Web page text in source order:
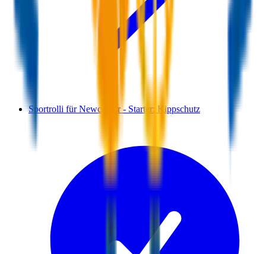
Sportrolli für Newcomer - Starter: Kippschutz